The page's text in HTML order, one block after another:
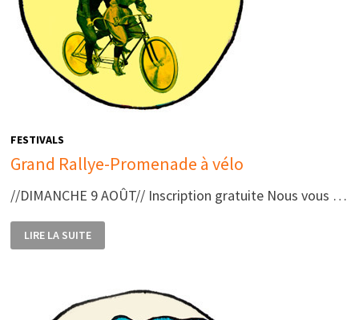
FESTIVALS
Grand Rallye-Promenade à vélo
//DIMANCHE 9 AOÛT// Inscription gratuite Nous vous …
GRAND
RALLYE-
PROMENADE
LIRE LA SUITE